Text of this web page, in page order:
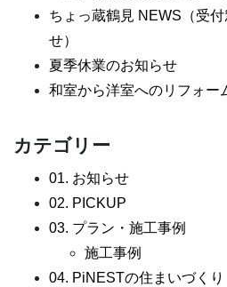
ちょっ蔵鶴見 NEWS（受
せ）
夏季休業のお知らせ
和室から洋室へのリフォー
カテゴリー
01. お知らせ
02. PICKUP
03. プラン・施工事例
施工事例
04. PiNESTの住まいづくり